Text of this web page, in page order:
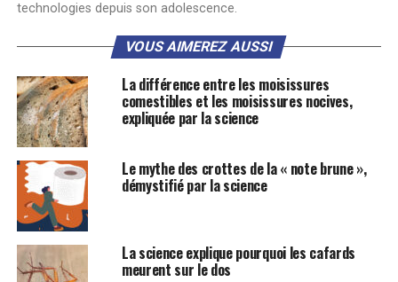
technologies depuis son adolescence.
VOUS AIMEREZ AUSSI
La différence entre les moisissures
comestibles et les moisissures nocives,
expliquée par la science
Le mythe des crottes de la « note brune »,
démystifié par la science
La science explique pourquoi les cafards
meurent sur le dos